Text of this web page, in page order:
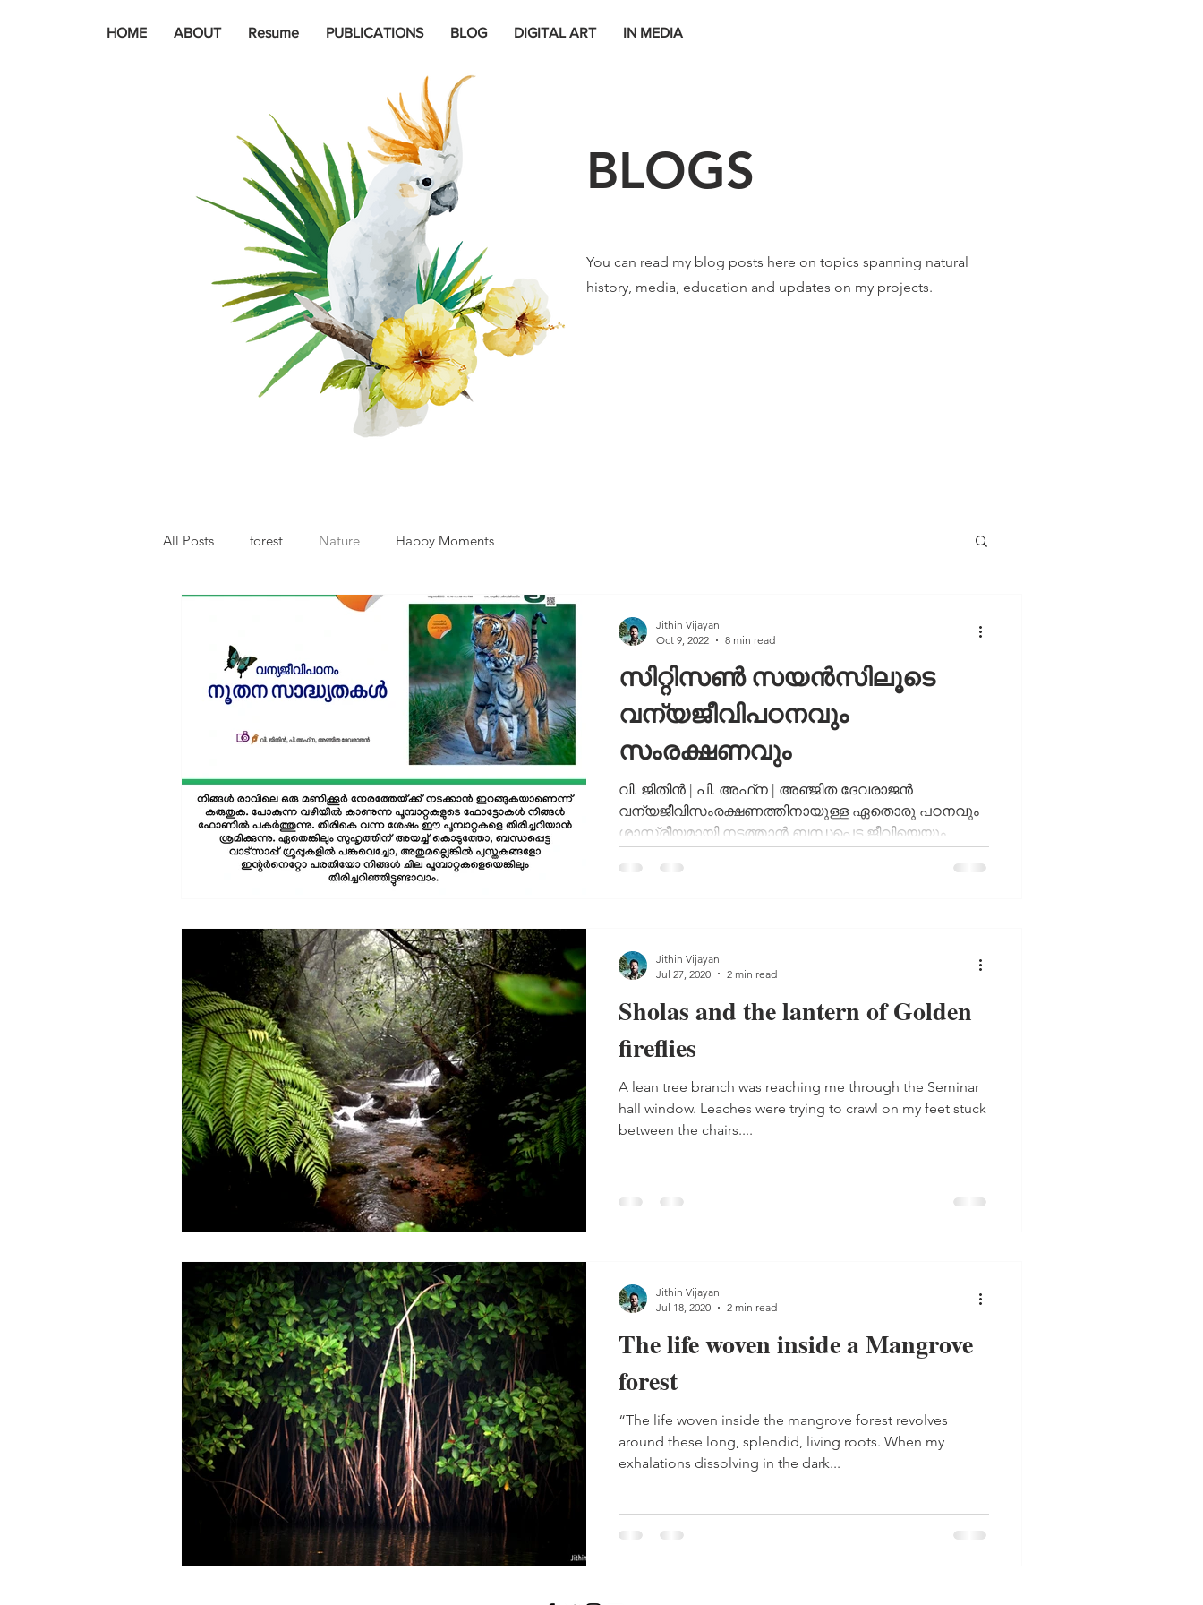
HOME ABOUT Resume PUBLICATIONS BLOG DIGITAL ART IN MEDIA
BLOGS
You can read my blog posts here on topics spanning natural
history, media, education and updates on my projects.
All Posts forest Nature Happy Moments
സിറ്റിസണ്‍ സയന്‍സിലൂടെ
വന്യജീവിപഠനവും
സംരക്ഷണവും
വി. ജിതിന്‍ ‌‌| പി. അഫ്‌ന | അഞ്ജിത ദേവരാജന്‍
വന്യജീവിസംരക്ഷണത്തിനായുള്ള ഏതൊരു പഠനവും
ശാസ്ത്രീയമായി നടത്താന്‍ ബന്ധപ്പെട്ട ജീവിയെയും...
Jithin Vijayan
Oct 9, 2022
8 min read
Sholas and the lantern of Golden
fireflies
A lean tree branch was reaching me through the Seminar
hall window. Leaches were trying to crawl on my feet stuck
between the chairs....
Jithin Vijayan
Jul 27, 2020
2 min read
The life woven inside a Mangrove
forest
“The life woven inside the mangrove forest revolves
around these long, splendid, living roots. When my
exhalations dissolving in the dark...
Jithin Vijayan
Jul 18, 2020
2 min read